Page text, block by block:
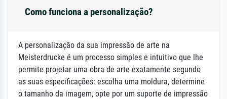
Como funciona a personalização?
A personalização da sua impressão de arte na
Meisterdrucke é um processo simples e intuitivo que lhe
permite projetar uma obra de arte exatamente segundo
as suas especificações: escolha uma moldura, determine
o tamanho da imagem, opte por um suporte de impressão